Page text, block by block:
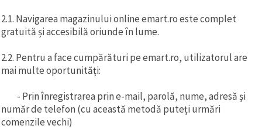
2.1. Navigarea magazinului online emart.ro este complet
gratuită și accesibilă oriunde în lume.
2.2. Pentru a face cumpărături pe emart.ro, utilizatorul are
mai multe oportunități:
- Prin înregistrarea prin e-mail, parolă, nume, adresă și
număr de telefon (cu această metodă puteți urmări
comenzile vechi)